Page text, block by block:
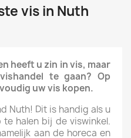
vis in Nuth
heeft u zin in vis, maar
te gaan? Op
uw vis kopen.
Nuth! Dit is handig als u
halen bij de viswinkel.
aan de horeca en